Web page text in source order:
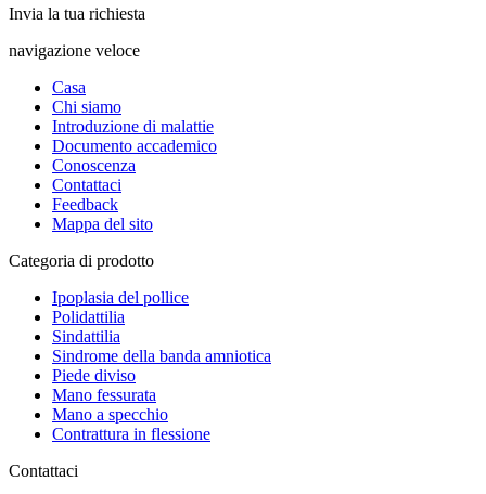
Invia la tua richiesta
navigazione veloce
Casa
Chi siamo
Introduzione di malattie
Documento accademico
Conoscenza
Contattaci
Feedback
Mappa del sito
Categoria di prodotto
Ipoplasia del pollice
Polidattilia
Sindattilia
Sindrome della banda amniotica
Piede diviso
Mano fessurata
Mano a specchio
Contrattura in flessione
Contattaci